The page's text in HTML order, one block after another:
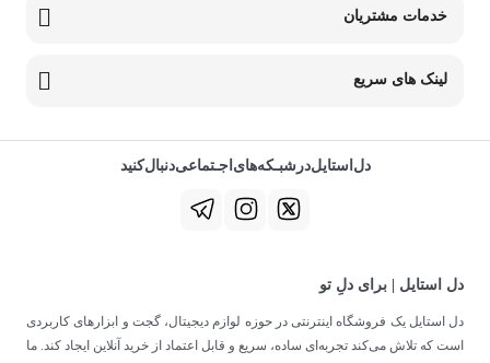
خدمات مشتریان
لینک های سریع
دل‌استایل‌در‌‌شبـکه‌های‌اجـتماعی‌دنبال‌کنید
دل استایل | برای دلِ تو
دل استایل یک فروشگاه اینترنتی در حوزه لوازم دیجیتال، گجت و ابزارهای کاربردی
است که تلاش می‌کند تجربه‌ای ساده، سریع و قابل اعتماد از خرید آنلاین ایجاد کند. ما